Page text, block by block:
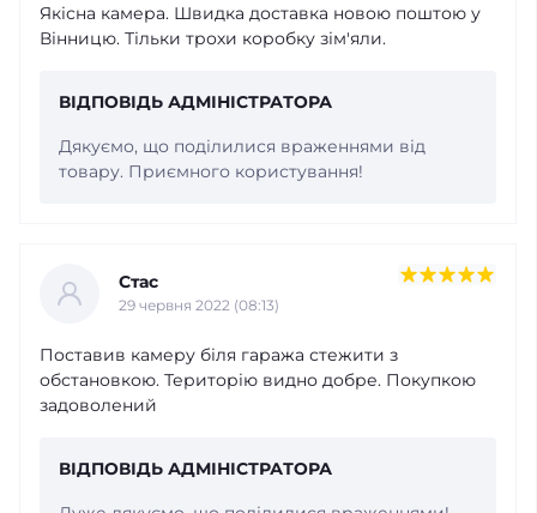
Якісна камера. Швидка доставка новою поштою у
Вінницю. Тільки трохи коробку зім'яли.
ВІДПОВІДЬ АДМІНІСТРАТОРА
Дякуємо, що поділилися враженнями від
товару. Приємного користування!
Стас
29 червня 2022 (08:13)
Поставив камеру біля гаража стежити з
обстановкою. Територію видно добре. Покупкою
задоволений
ВІДПОВІДЬ АДМІНІСТРАТОРА